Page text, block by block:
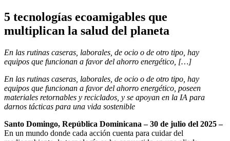
5 tecnologías ecoamigables que
multiplican la salud del planeta
En las rutinas caseras, laborales, de ocio o de otro tipo, hay
equipos que funcionan a favor del ahorro energético, […]
En las rutinas caseras, laborales, de ocio o de otro tipo, hay
equipos que funcionan a favor del ahorro energético, poseen
materiales retornables y reciclados, y se apoyan en la IA para
darnos tácticas para una vida sostenible
Santo Domingo, República Dominicana – 30 de julio del 2025 –
En un mundo donde cada acción cuenta para cuidar del